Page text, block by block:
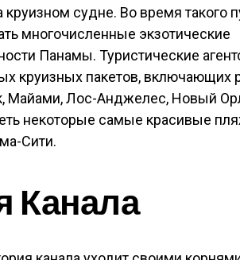
круизном судне. Во время такого
многочисленные экзотические
Панамы. Туристические
круизных пакетов, включающих
Майами, Лос-Анджелес, Новый
некоторые самые красивые
Сити.
Канала